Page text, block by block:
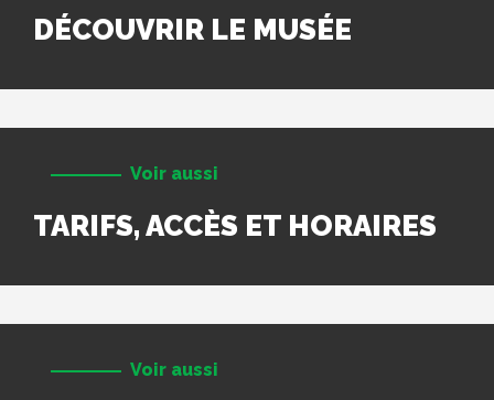
DÉCOUVRIR LE MUSÉE
Voir aussi
TARIFS, ACCÈS ET HORAIRES
Voir aussi